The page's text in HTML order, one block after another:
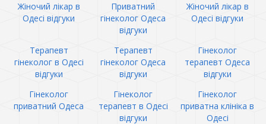
Жіночий лікар в
Одесі відгуки
Приватний
гінеколог Одеса
відгуки
Жіночий лікар в
Одесі відгуки
Терапевт
гінеколог в Одесі
відгуки
Терапевт
гінеколог Одеса
відгуки
Гінеколог
терапевт Одеса
відгуки
Гінеколог
приватний Одеса
Гінеколог
терапевт в Одесі
відгуки
Гінеколог
приватна клініка в
Одесі